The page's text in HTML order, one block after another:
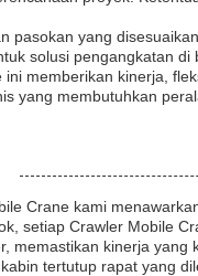
pasokan yang
solusi pengangkatan
ini memberikan kinerja,
yang membutuhkan
Crane kami
setiap Crawler Mobile
memastikan kinerja yang
tertutup rapat yang